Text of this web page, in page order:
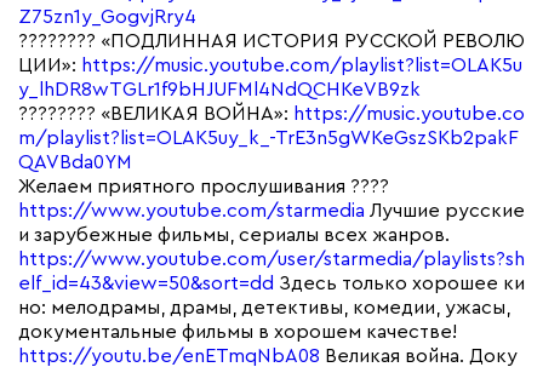
Z75zn1y_GogvjRry4
???????? «ПОДЛИННАЯ ИСТОРИЯ РУССКОЙ РЕВОЛЮ
ЦИИ»: https://music.youtube.com/playlist?list=OLAK5u
y_lhDR8wTGLr1f9bHJUFMl4NdQCHKeVB9zk
???????? «ВЕЛИКАЯ ВОЙНА»: https://music.youtube.co
m/playlist?list=OLAK5uy_k_-TrE3n5gWKeGszSKb2pakF
QAVBda0YM
Желаем приятного прослушивания ????
https://www.youtube.com/starmedia Лучшие русские
и зарубежные фильмы, сериалы всех жанров.
https://www.youtube.com/user/starmedia/playlists?sh
elf_id=43&view=50&sort=dd Здесь только хорошее ки
но: мелодрамы, драмы, детективы, комедии, ужасы,
документальные фильмы в хорошем качестве!
https://youtu.be/enETmqNbA08 Великая война. Доку